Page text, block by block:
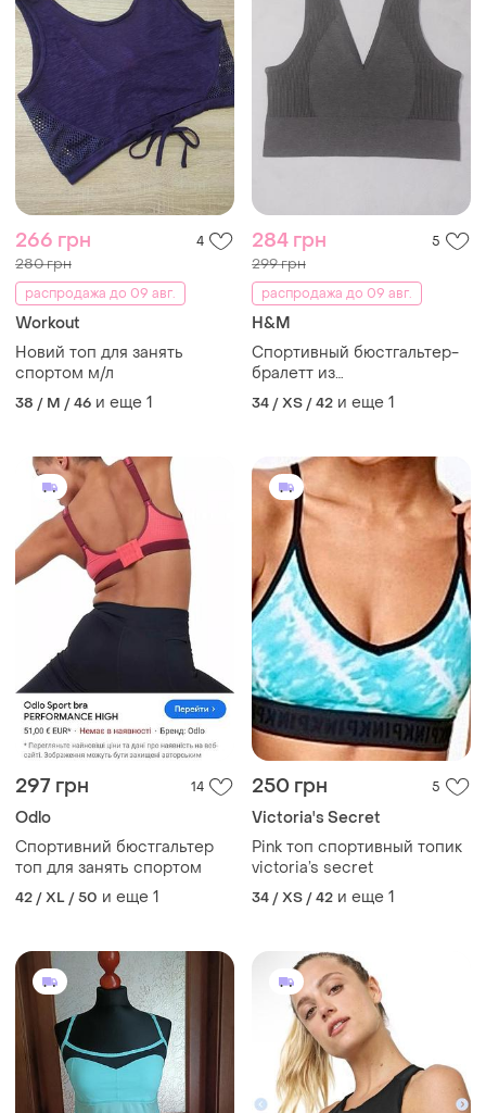
266 грн 4
280 грн
распродажа до 09 авг.
Workout
Новий топ для занять
спортом м/л
38 / M / 46 и еще 1
284 грн 5
299 грн
распродажа до 09 авг.
H&M
Спортивный бюстгальтер-
бралетт из
быстросохнущей
функциональной ткани.
34 / XS / 42 и еще 1
297 грн 14
Odlo
Спортивний бюстгальтер
топ для занять спортом
42 / XL / 50 и еще 1
250 грн 5
Victoria's Secret
Pink топ спортивный топик
victoria’s secret
34 / XS / 42 и еще 1